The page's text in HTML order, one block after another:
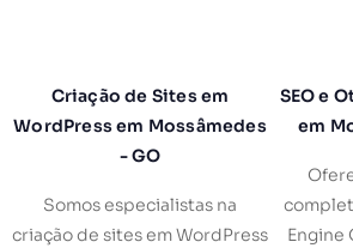
Criação de Sites em
WordPress em Mossâmedes
- GO
Somos especialistas na
criação de sites em WordPress
SEO e
em
Engine